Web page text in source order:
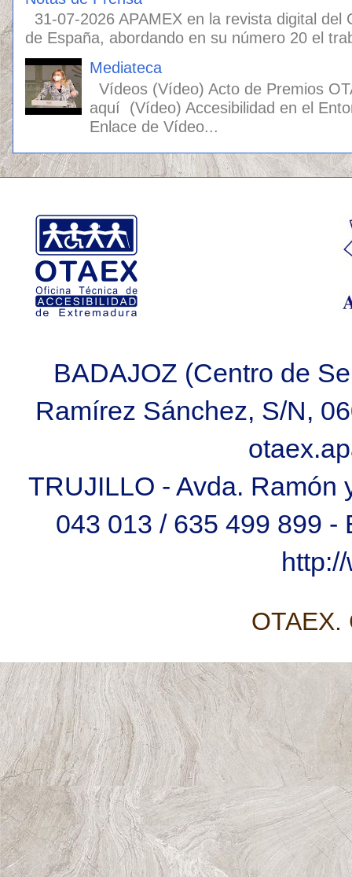
31-07-2026 APAMEX en la revista digital del
de España, abordando en su número 20 el
Mediateca
Vídeos (Vídeo) Acto de Premios
aquí (Vídeo) Accesibilidad en el
Enlace de Vídeo...
BADAJOZ (Centro de
Ramírez Sánchez, S/N,
TRUJILLO - Avda. Ramón
043 013 / 635 499 899 -